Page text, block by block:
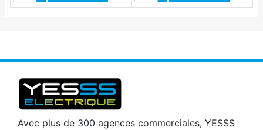
Avec plus de 300 agences commerciales, YESSS